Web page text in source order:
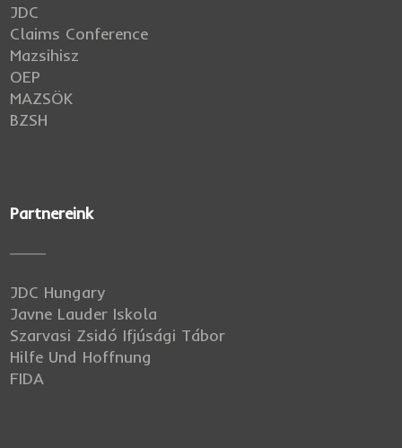
JDC
Claims Conference
Mazsihisz
OEP
MAZSÖK
BZSH
Partnereink
JDC Hungary
Javne Lauder Iskola
Szarvasi Zsidó Ifjúsági Tábor
Hilfe Und Hoffnung
FIDA